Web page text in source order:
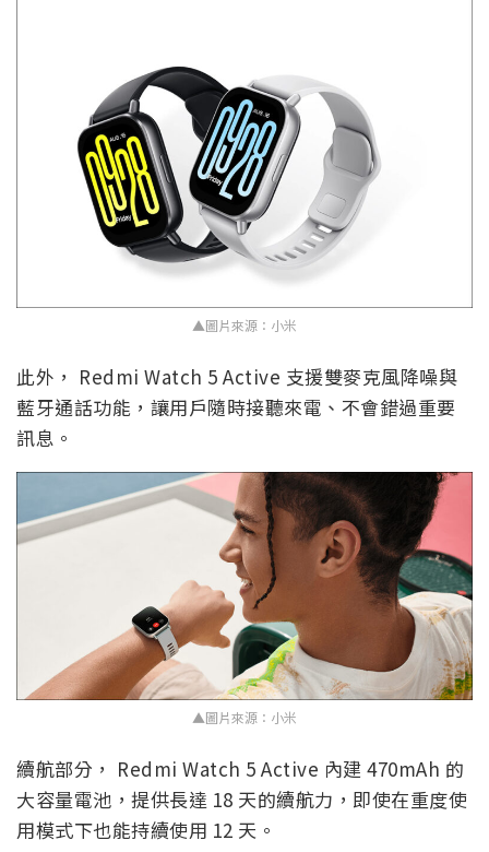
▲圖片來源：小米
此外， Redmi Watch 5 Active 支援雙麥克風降噪與
藍牙通話功能，讓用戶隨時接聽來電、不會錯過重要
訊息。
▲圖片來源：小米
續航部分， Redmi Watch 5 Active 內建 470mAh 的
大容量電池，提供長達 18 天的續航力，即使在重度使
用模式下也能持續使用 12 天。